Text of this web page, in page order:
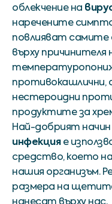
облекчение на
наречените
повлияват
върху
противокашлични,
нестероидни
продуктите за
Най-добрият начин
инфекцияе
средство, което
нашия организъм.
размера на